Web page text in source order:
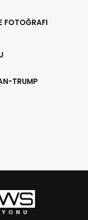
FOTOĞRAFI
TRUMP